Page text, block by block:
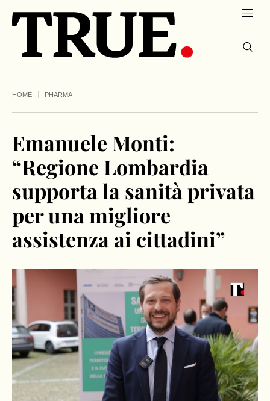
HOME PHARMA
Emanuele Monti:
“Regione Lombardia
supporta la sanità privata
per una migliore
assistenza ai cittadini”